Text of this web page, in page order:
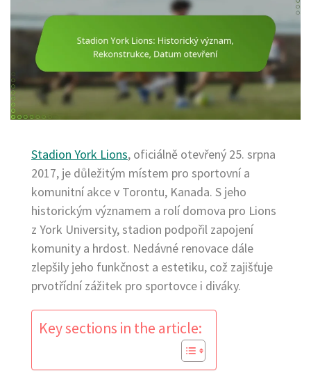
Stadion York Lions, oficiálně otevřený 25. srpna
2017, je důležitým místem pro sportovní a
komunitní akce v Torontu, Kanada. S jeho
historickým významem a rolí domova pro Lions
z York University, stadion podpořil zapojení
komunity a hrdost. Nedávné renovace dále
zlepšily jeho funkčnost a estetiku, což zajišťuje
prvotřídní zážitek pro sportovce i diváky.
Key sections in the article: